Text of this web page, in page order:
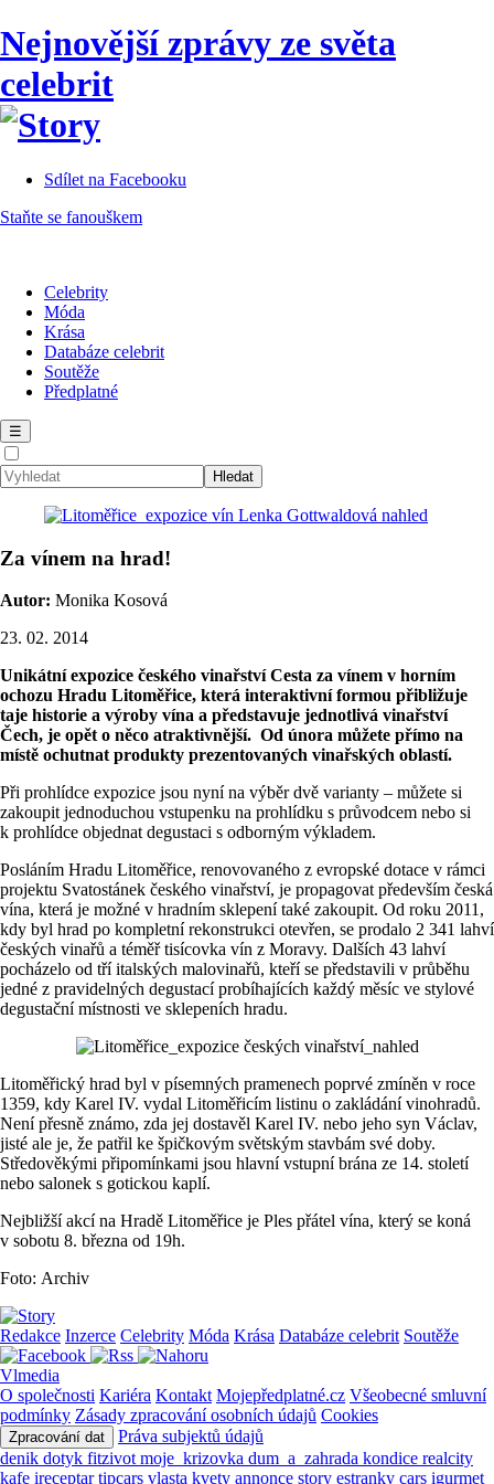
Nejnovější zprávy ze světa
celebrit
Sdílet na Facebooku
Staňte se fanouškem
Celebrity
Móda
Krása
Databáze celebrit
Soutěže
Předplatné
☰
Za vínem na hrad!
Autor: Monika Kosová
23. 02. 2014
Unikátní expozice českého vinařství Cesta za vínem v horním
ochozu Hradu Litoměřice, která interaktivní formou přibližuje
taje historie a výroby vína a představuje jednotlivá vinařství
Čech, je opět o něco atraktivnější. Od února můžete přímo na
místě ochutnat produkty prezentovaných vinařských oblastí.
Při prohlídce expozice jsou nyní na výběr dvě varianty – můžete si
zakoupit jednoduchou vstupenku na prohlídku s průvodcem nebo si
k prohlídce objednat degustaci s odborným výkladem.
Posláním Hradu Litoměřice, renovovaného z evropské dotace v rámci
projektu Svatostánek českého vinařství, je propagovat především česká
vína, která je možné v hradním sklepení také zakoupit. Od roku 2011,
kdy byl hrad po kompletní rekonstrukci otevřen, se prodalo 2 341 lahví
českých vinařů a téměř tisícovka vín z Moravy. Dalších 43 lahví
pocházelo od tří italských malovinařů, kteří se představili v průběhu
jedné z pravidelných degustací probíhajících každý měsíc ve stylové
degustační místnosti ve sklepeních hradu.
Litoměřický hrad byl v písemných pramenech poprvé zmíněn v roce
1359, kdy Karel IV. vydal Litoměřicím listinu o zakládání vinohradů.
Není přesně známo, zda jej dostavěl Karel IV. nebo jeho syn Václav,
jisté ale je, že patřil ke špičkovým světským stavbám své doby.
Středověkými připomínkami jsou hlavní vstupní brána ze 14. století
nebo salonek s gotickou kaplí.
Nejbližší akcí na Hradě Litoměřice je Ples přátel vína, který se koná
v sobotu 8. března od 19h.
Foto: Archiv
Redakce Inzerce Celebrity Móda Krása Databáze celebrit Soutěže
Vlmedia
O společnosti Kariéra Kontakt Mojepředplatné.cz Všeobecné smluvní
podmínky Zásady zpracování osobních údajů Cookies
Zpracování dat
Práva subjektů údajů
denik dotyk fitzivot moje_krizovka dum_a_zahrada kondice realcity
kafe ireceptartipcars vlasta kvety annonce story estranky cars igurmet